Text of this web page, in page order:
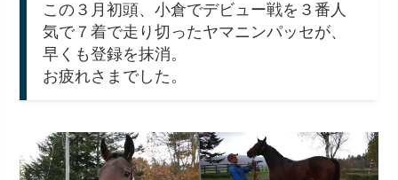
この３月初頭、小倉でデビュー戦を３番人
気で７着で走り切ったヤマニンパッセが、
早くも登録を抹消。
お疲れさまでした。